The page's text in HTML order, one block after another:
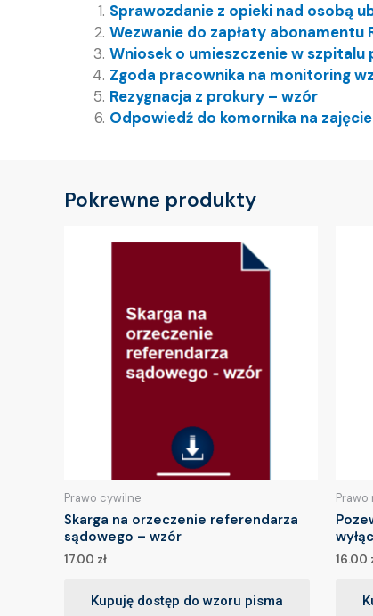
Sprawozdanie z opieki nad osobą
Wezwanie do zapłaty abonamentu
Wniosek o umieszczenie w
Zgoda pracownika na monitoring
Rezygnacja z prokury – wzór
Odpowiedź do komornika na
Pokrewne produkty
Prawo cywilne
Skarga na orzeczenie referendarza
sądowego – wzór
17.00 zł
Kupuję dostęp do wzoru pisma
16.00